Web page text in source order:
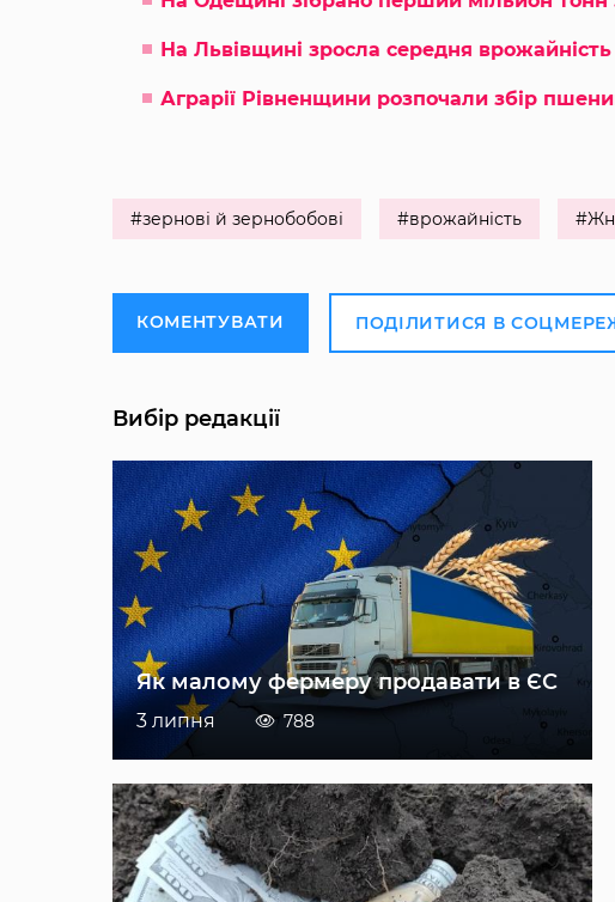
На Львівщині зросла середня
Аграрії Рівненщини розпочали збір
#зернові й зернобобові #врожайність
КОМЕНТУВАТИ ПОДІЛИТИСЯ В
Вибір редакції
Як малому фермеру продавати в ЄС
3 липня 788